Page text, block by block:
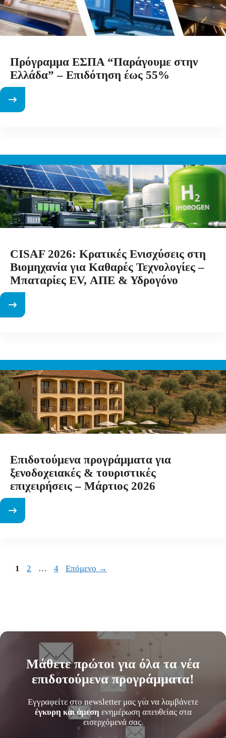
Πρόγραμμα ΕΣΠΑ “Παράγουμε στην
Ελλάδα” – Επιδότηση έως 55%
CISAF 2026: Κρατικές Ενισχύσεις στη
Βιομηχανία για Καθαρές Τεχνολογίες –
Μπαταρίες EV, ΑΠΕ & Υδρογόνο
Επιδοτούμενα προγράμματα για
ξενοδοχειακές & τουριστικές
επιχειρήσεις – Μάρτιος 2026
Σελίδα
1 Σελίδα
2 … Σελίδα
4 Επόμενο →
Μάθετεπρώτοι για όλα τα νέα
επιδοτούμενα προγράμματα!
Εγγραφείτε στο newsletter μας για να λαμβάνετε
έγκυρη και άμεση ενημέρωση απευθείας στα
εισερχόμενά σας.